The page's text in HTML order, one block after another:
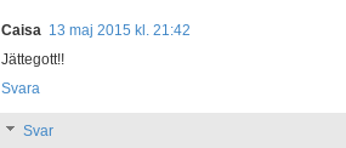
Caisa 13 maj 2015 kl. 21:42
Jättegott!!
Svara
Svar